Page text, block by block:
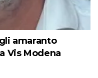
gli amaranto
Vis Modena